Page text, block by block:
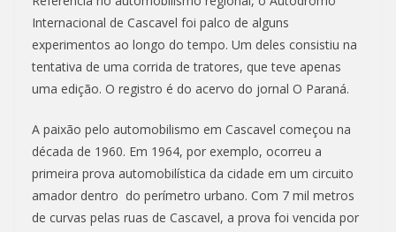
Internacional de Cascavel foi palco de alguns
experimentos ao longo do tempo. Um deles consistiu na
tentativa de uma corrida de tratores, que teve apenas
uma edição. O registro é do acervo do jornal O Paraná.
A paixão pelo automobilismo em Cascavel começou na
década de 1960. Em 1964, por exemplo, ocorreu a
primeira prova automobilística da cidade em um circuito
amador dentro do perímetro urbano. Com 7 mil metros
de curvas pelas ruas de Cascavel, a prova foi vencida por